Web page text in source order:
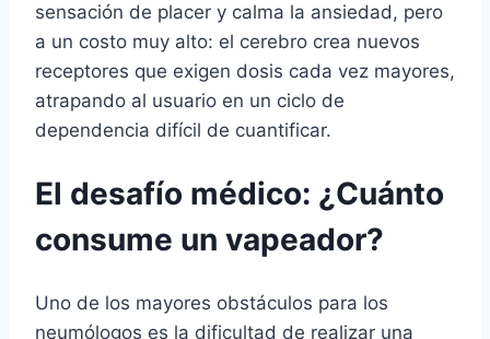
sensación de placer y calma la ansiedad, pero
a un costo muy alto: el cerebro crea nuevos
receptores que exigen dosis cada vez mayores,
atrapando al usuario en un ciclo de
dependencia difícil de cuantificar.
El desafío médico: ¿Cuánto
consume un vapeador?
Uno de los mayores obstáculos para los
neumólogos es la dificultad de realizar una